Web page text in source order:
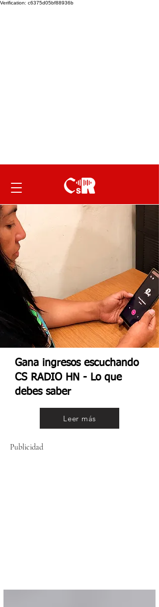
Verification: c6375d05bf88936b
Gana ingresos escuchando
CS RADIO HN - Lo que
debes saber
Leer más
Publicidad